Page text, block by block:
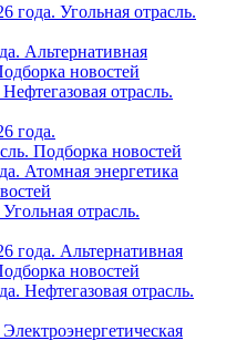
года. Угольная отрасль.
Альтернативная
новостей
отрасль.
года.
Подборка новостей
Атомная энергетика
отрасль.
года. Альтернативная
новостей
Нефтегазовая отрасль.